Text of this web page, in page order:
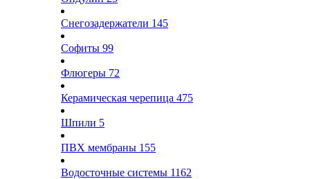
Снегозадержатели 145
Софиты 99
Флюгеры 72
Керамическая черепица 475
Шпили 5
ПВХ мембраны 155
Водосточные системы 1162